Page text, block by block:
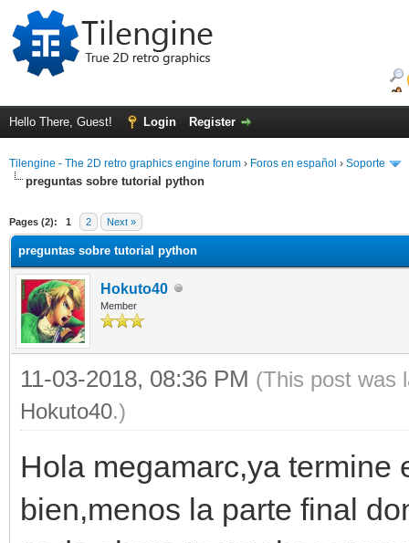
Hello There, Guest! Login Register
Tilengine - The 2D retro graphics engine forum › Foros en español › Soporte
preguntas sobre tutorial python
Pages (2): 1 2 Next »
preguntas sobre tutorial python
Hokuto40
Member
11-03-2018, 08:36 PM (This post was
Hokuto40.)
Hola megamarc,ya termine
bien,menos la parte final